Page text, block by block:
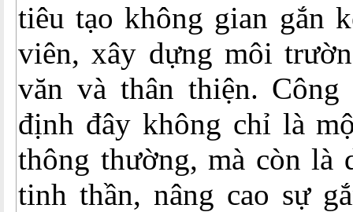
tiêu tạo không gian gắn
viên, xây dựng môi
văn và thân thiện. Công
định đây không chỉ là
thông thường, mà còn là
tinh thần, nâng cao sự